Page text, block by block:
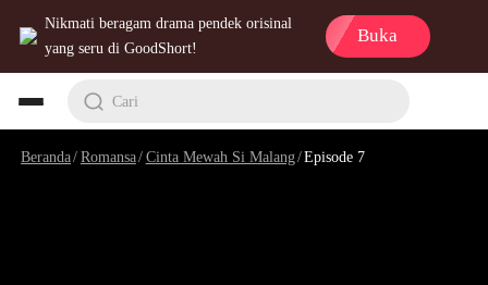
Nikmati beragam drama pendek orisinal
yang seru di GoodShort!
Buka
Cari
Beranda/Romansa/Cinta Mewah Si Malang/Episode 7